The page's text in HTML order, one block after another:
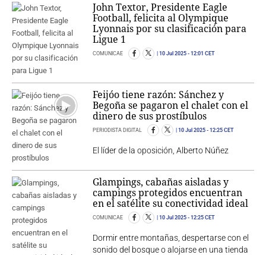
John Textor, Presidente Eagle
Football, felicita al Olympique
Lyonnais por su clasificación para
Ligue 1
COMUNICAE 10 Jul 2025 - 12:01 CET
Feijóo tiene razón: Sánchez y
Begoña se pagaron el chalet con el
dinero de sus prostíbulos
PERIODISTA DIGITAL 10 Jul 2025 - 12:25 CET
El líder de la oposición, Alberto Núñez
Glampings, cabañas aisladas y
campings protegidos encuentran
en el satélite su conectividad ideal
COMUNICAE 10 Jul 2025 - 12:25 CET
Dormir entre montañas, despertarse con el
sonido del bosque o alojarse en una tienda